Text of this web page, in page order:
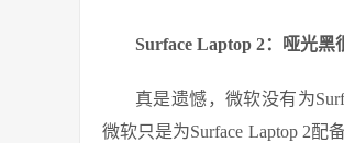
Surface Laptop 2：哑光黑
真是遗憾，微软没有为
微软只是为Surface Laptop 2配